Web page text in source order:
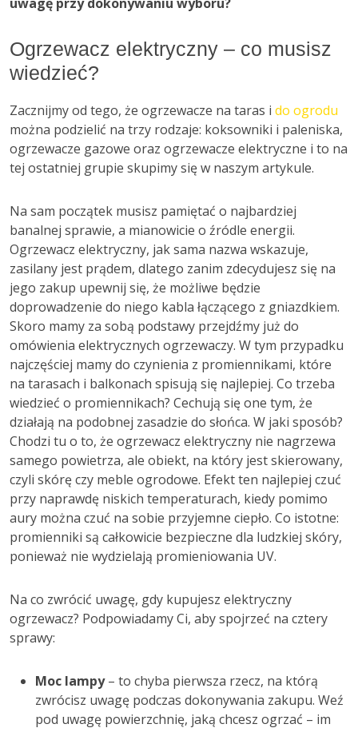
Ogrzewacz elektryczny – co musisz
wiedzieć?
Zacznijmy od tego, że ogrzewacze na taras i do ogrodu
można podzielić na trzy rodzaje: koksowniki i paleniska,
ogrzewacze gazowe oraz ogrzewacze elektryczne i to na
tej ostatniej grupie skupimy się w naszym artykule.
Na sam początek musisz pamiętać o najbardziej
banalnej sprawie, a mianowicie o źródle energii.
Ogrzewacz elektryczny, jak sama nazwa wskazuje,
zasilany jest prądem, dlatego zanim zdecydujesz się na
jego zakup upewnij się, że możliwe będzie
doprowadzenie do niego kabla łączącego z gniazdkiem.
Skoro mamy za sobą podstawy przejdźmy już do
omówienia elektrycznych ogrzewaczy. W tym przypadku
najczęściej mamy do czynienia z promiennikami, które
na tarasach i balkonach spisują się najlepiej. Co trzeba
wiedzieć o promiennikach? Cechują się one tym, że
działają na podobnej zasadzie do słońca. W jaki sposób?
Chodzi tu o to, że ogrzewacz elektryczny nie nagrzewa
samego powietrza, ale obiekt, na który jest skierowany,
czyli skórę czy meble ogrodowe. Efekt ten najlepiej czuć
przy naprawdę niskich temperaturach, kiedy pomimo
aury można czuć na sobie przyjemne ciepło. Co istotne:
promienniki są całkowicie bezpieczne dla ludzkiej skóry,
ponieważ nie wydzielają promieniowania UV.
Na co zwrócić uwagę, gdy kupujesz elektryczny
ogrzewacz? Podpowiadamy Ci, aby spojrzeć na cztery
sprawy:
Moc lampy– to chyba pierwsza rzecz, na którą
zwrócisz uwagę podczas dokonywania zakupu. Weź
pod uwagę powierzchnię, jaką chcesz ogrzać – im